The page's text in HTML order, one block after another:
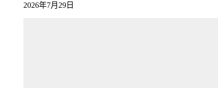
2026年7月29日